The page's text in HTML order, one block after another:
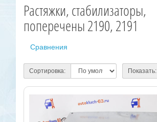
Растяжки, стабилизаторы,
поперечены 2190, 2191
Сравнения
Сортировка: Показать: